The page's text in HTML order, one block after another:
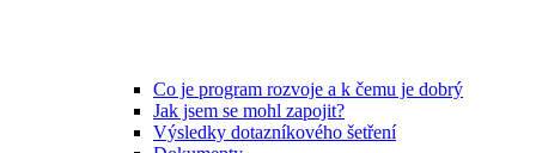
Co je program rozvoje a k čemu je dobrý
Jak jsem se mohl zapojit?
Výsledky dotazníkového šetření